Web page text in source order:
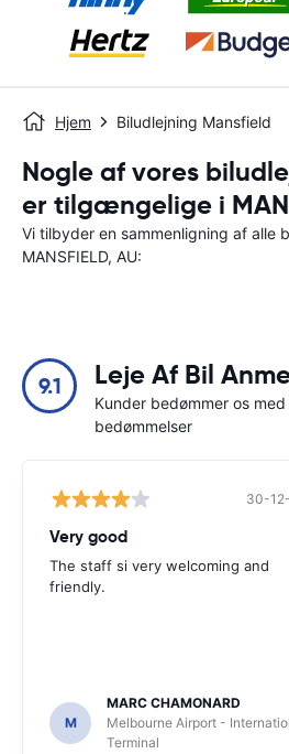
Hjem Biludlejning Mansfield
Nogle af vores
er tilgængelige i
Vi tilbyder en sammenligning af alle
MANSFIELD, AU:
9.1 Leje Af Bil
Kunder bedømmer os
bedømmelser
30-
Very good
The staff si very welcoming and
friendly.
M
MARC CHAMONARD
Melbourne Airport -
Terminal